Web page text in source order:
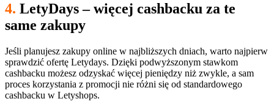
4. LetyDays – więcej cashbacku za te
same zakupy
Jeśli planujesz zakupy online w najbliższych dniach, warto najpierw
sprawdzić ofertę Letydays. Dzięki podwyższonym stawkom
cashbacku możesz odzyskać więcej pieniędzy niż zwykle, a sam
proces korzystania z promocji nie różni się od standardowego
cashbacku w Letyshops.